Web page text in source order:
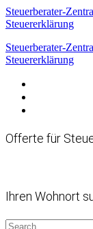
Steuerberater-
Steuererklärung
Steuerberater-
Steuererklärung
Offerte für
Ihren Wohnort